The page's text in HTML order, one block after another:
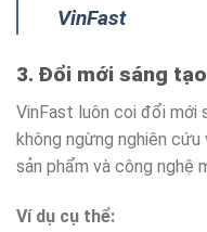
VinFast
3. Đổi mới sáng
VinFast luôn coi đổi mới
không ngừng nghiên
sản phẩm và công nghệ
Ví dụ cụ thể: